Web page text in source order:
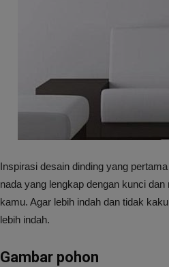
Inspirasi desain dinding yang
nada yang lengkap dengan kunci
kamu. Agar lebih indah dan tidak
lebih indah.
Gambar pohon